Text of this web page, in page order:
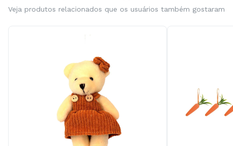
Veja produtos relacionados que os usuários também gostaram